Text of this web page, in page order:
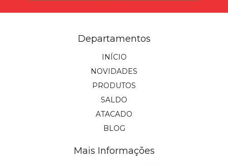
Departamentos
INÍCIO
NOVIDADES
PRODUTOS
SALDO
ATACADO
BLOG
Mais Informações